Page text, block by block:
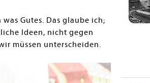
Gutes. Das glaube ich;
Ideen, nicht gegen
müssen unterscheiden.